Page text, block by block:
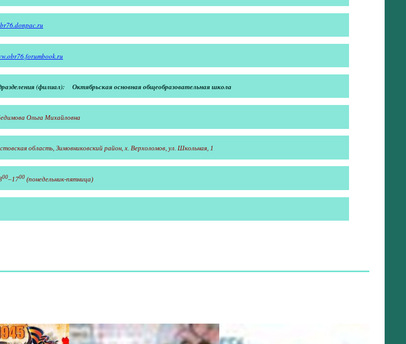
(филиал): Октябрьская основная общеобразовательная школа
Ольга Михайловна
область, Зимовниковский район, х. Верхоломов, ул. Школьная, 1
00–1700(понедельник-пятница)